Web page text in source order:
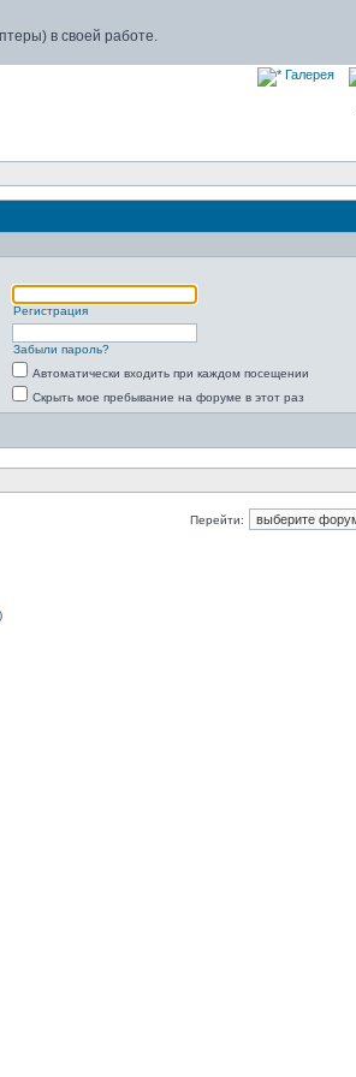
в своей работе.
Галерея
Регистрация
Забыли пароль?
Автоматически входить при каждом посещении
Скрыть мое пребывание на форуме в этот раз
Перейти:
)